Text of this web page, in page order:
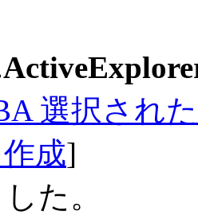
選択され
成]
た。